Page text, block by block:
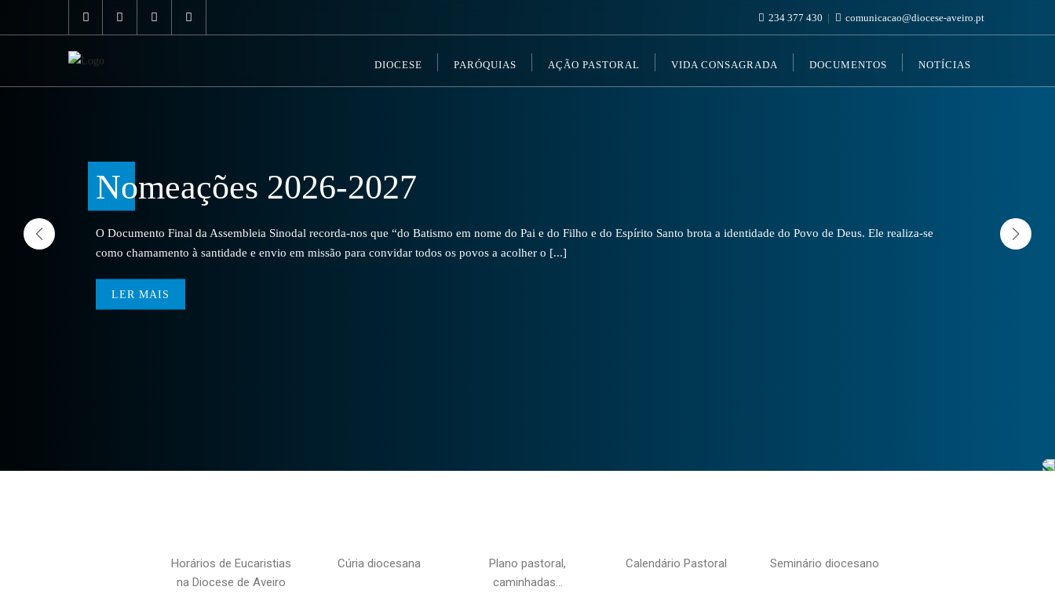
234 377 430 comunicacao@diocese-aveiro.pt
DIOCESE PARÓQUIAS AÇÃO PASTORAL VIDA CONSAGRADA DOCUMENTOS NOTÍCIAS
Nomeações 2026-2027
O Documento Final da Assembleia Sinodal recorda-nos que “do Batismo em nome do Pai e do Filho e do Espírito Santo brota a identidade do Povo de Deus. Ele realiza-se
como chamamento à santidade e envio em missão para convidar todos os povos a acolher o [...]
LER MAIS
Horários de Eucaristias
na Diocese de Aveiro
Cúria diocesana
Plano pastoral,
caminhadas…
Calendário Pastoral Seminário diocesano